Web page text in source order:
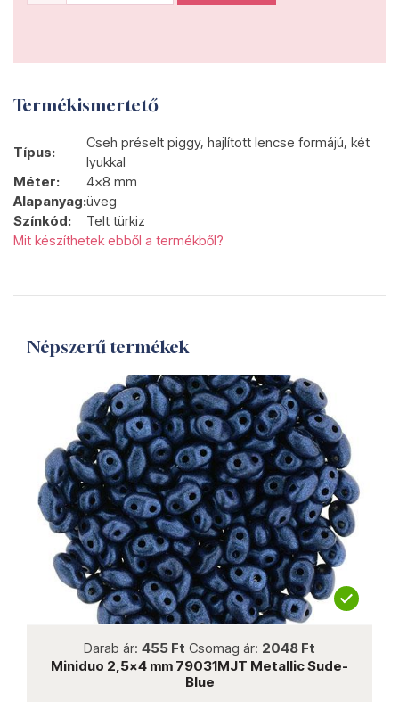
Termékismertető
Típus:
Cseh préselt piggy, hajlított lencse formájú, két
lyukkal
Méter:
4x8 mm
Alapanyag:üveg
Színkód:
Telt türkiz
Mit készíthetek ebből a termékből?
Népszerű termékek
Darab ár: 455 Ft Csomag ár: 2048 Ft
Miniduo 2,5x4 mm 79031MJT Metallic Sude-
Blue